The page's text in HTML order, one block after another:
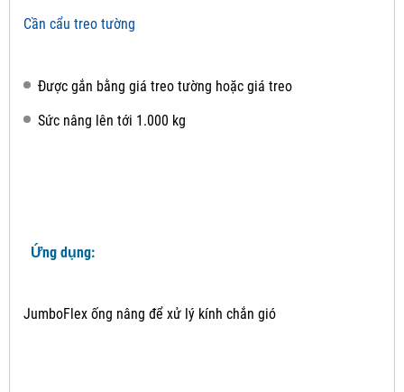
Cần cẩu treo tường
Được gắn bằng giá treo tường hoặc giá treo
Sức nâng lên tới 1.000 kg
Ứng dụng:
JumboFlex ống nâng để xử lý kính chắn gió